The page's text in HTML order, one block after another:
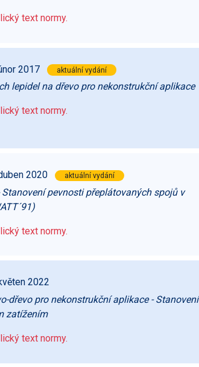
text normy.
2017 aktuální vydání
lepidel na dřevo pro nekonstrukční aplikace
text normy.
2020 aktuální vydání
pevnosti přeplátovaných spojů v
text normy.
2022
dřevo pro nekonstrukční aplikace - Stanovení
zatížením
text normy.